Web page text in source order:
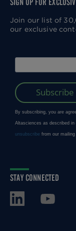
SIGN UP FOR
Join our list of
our exclusive
STAY CONNECTED